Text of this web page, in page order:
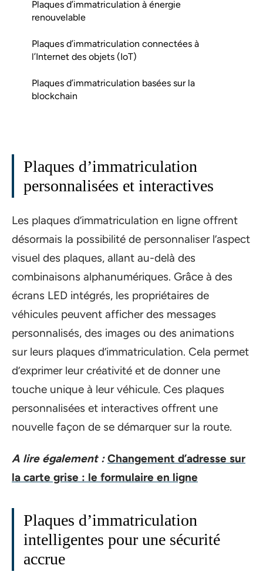
Plaques d’immatriculation à énergie
renouvelable
Plaques d’immatriculation connectées à
l’Internet des objets (IoT)
Plaques d’immatriculation basées sur la
blockchain
Plaques d’immatriculation
personnalisées et interactives
Les plaques d’immatriculation en ligne offrent
désormais la possibilité de personnaliser l’aspect
visuel des plaques, allant au-delà des
combinaisons alphanumériques. Grâce à des
écrans LED intégrés, les propriétaires de
véhicules peuvent afficher des messages
personnalisés, des images ou des animations
sur leurs plaques d’immatriculation. Cela permet
d’exprimer leur créativité et de donner une
touche unique à leur véhicule. Ces plaques
personnalisées et interactives offrent une
nouvelle façon de se démarquer sur la route.
A lire également : Changement d’adresse sur
la carte grise : le formulaire en ligne
Plaques d’immatriculation
intelligentes pour une sécurité
accrue